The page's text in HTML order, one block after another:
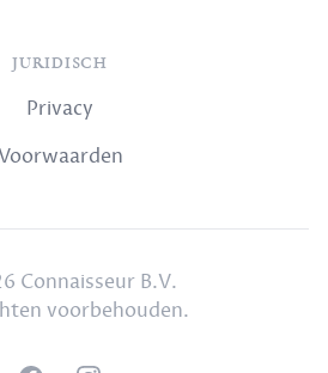
JURIDISCH
Privacy
Connaisseur B.V.
voorbehouden.